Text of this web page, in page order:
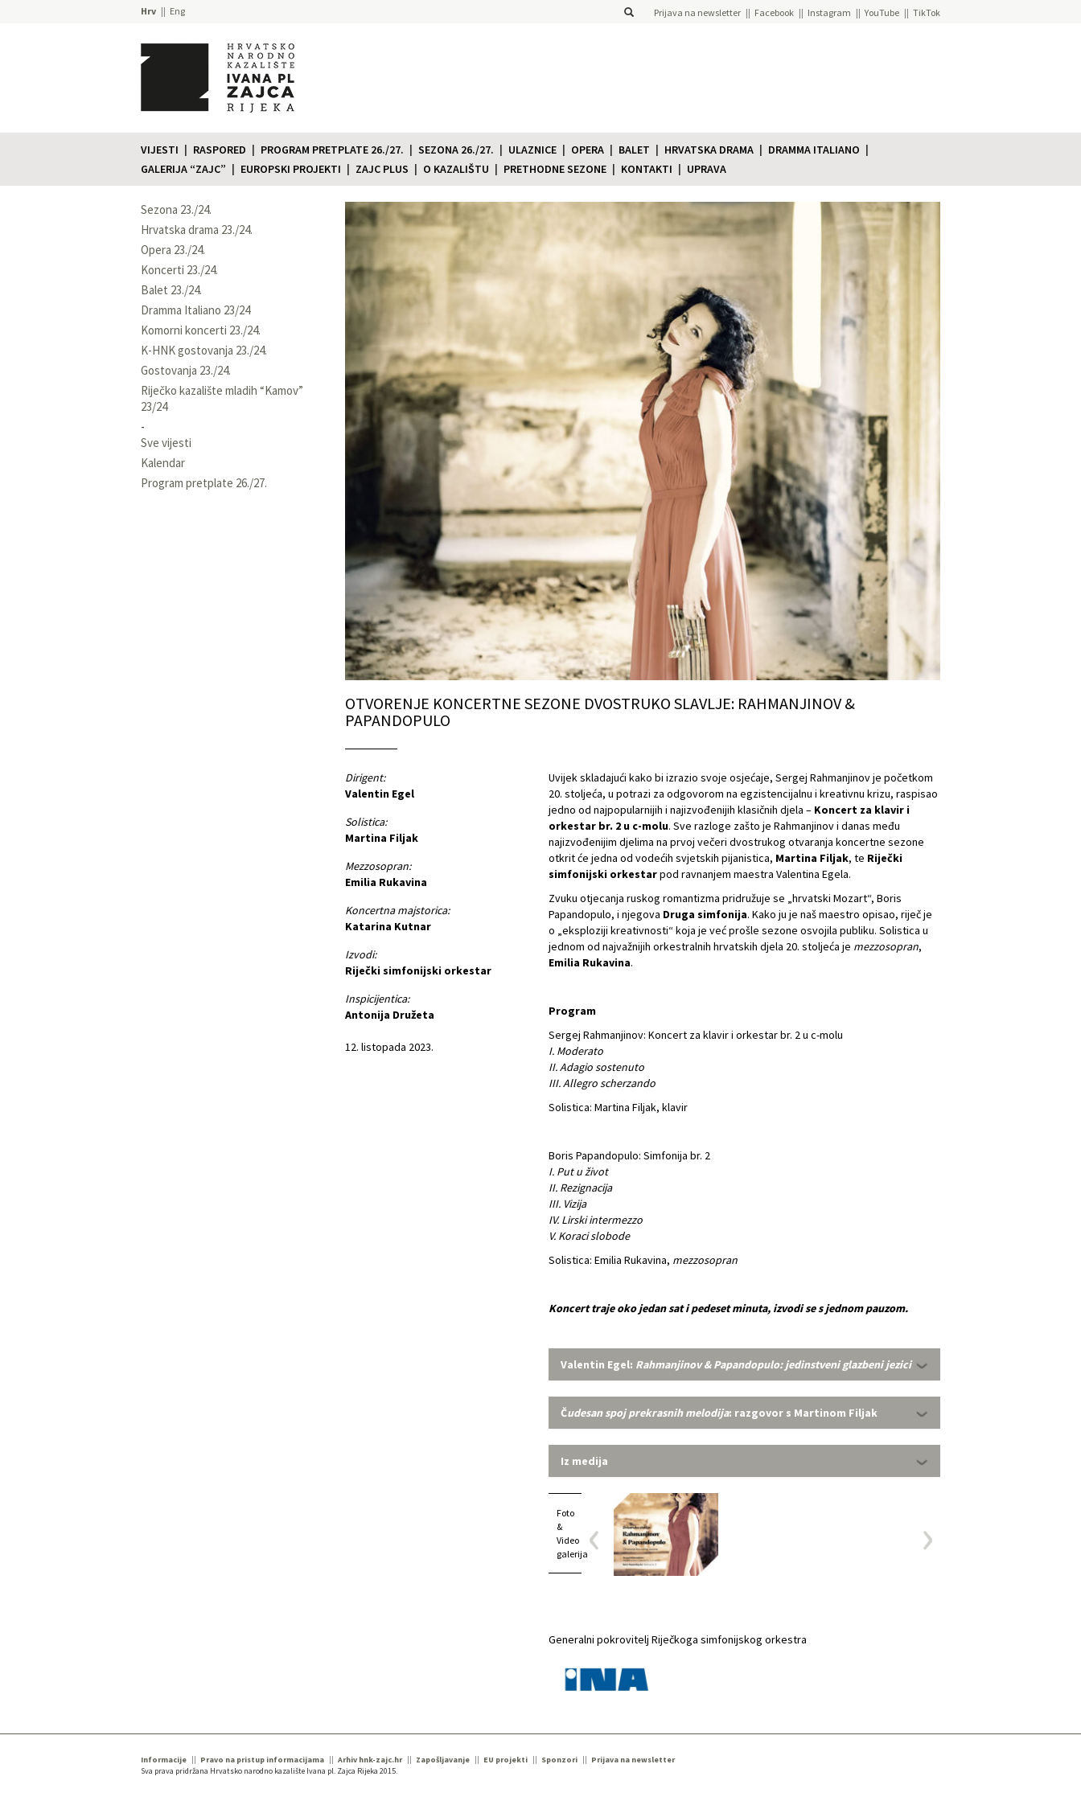
Hrv Eng Prijava na newsletter Facebook Instagram YouTube TikTok
VIJESTI RASPORED PROGRAM PRETPLATE 26./27. SEZONA 26./27. ULAZNICE OPERA BALET HRVATSKA DRAMA
DRAMMA ITALIANO
GALERIJA “ZAJC”
EUROPSKI PROJEKTI ZAJC PLUS O KAZALIŠTU PRETHODNE SEZONE KONTAKTI UPRAVA
Sezona 23./24.
Hrvatska drama 23./24.
Opera 23./24.
Koncerti 23./24.
Balet 23./24.
Dramma Italiano 23/24
Komorni koncerti 23./24.
K-HNK gostovanja 23./24.
Gostovanja 23./24.
Riječko kazalište mladih “Kamov”
23/24
Sve vijesti
Kalendar
Program pretplate 26./27.
OTVORENJE KONCERTNE SEZONE DVOSTRUKO SLAVLJE: RAHMANJINOV &
PAPANDOPULO
Dirigent:
Valentin Egel
Solistica:
Martina Filjak
Mezzosopran:
Emilia Rukavina
Koncertna majstorica:
Katarina Kutnar
Izvodi:
Riječki simfonijski orkestar
Inspicijentica:
Antonija Družeta
12. listopada 2023.
Uvijek skladajući kako bi izrazio svoje osjećaje, Sergej Rahmanjinov je početkom
20. stoljeća, u potrazi za odgovorom na egzistencijalnu i kreativnu krizu, raspisao
jedno od najpopularnijih i najizvođenijih klasičnih djela – Koncert za klavir i
orkestar br. 2 u c-molu. Sve razloge zašto je Rahmanjinov i danas među
najizvođenijim djelima na prvoj večeri dvostrukog otvaranja koncertne sezone
otkrit će jedna od vodećih svjetskih pijanistica, Martina Filjak, te Riječki
simfonijski orkestarpod ravnanjem maestra Valentina Egela.
Zvuku otjecanja ruskog romantizma pridružuje se „hrvatski Mozart“, Boris
Papandopulo, i njegova Druga simfonija. Kako ju je naš maestro opisao, riječ je
o „eksploziji kreativnosti“ koja je već prošle sezone osvojila publiku. Solistica u
jednom od najvažnijih orkestralnih hrvatskih djela 20. stoljeća je mezzosopran,
Emilia Rukavina.
Program
Sergej Rahmanjinov: Koncert za klavir i orkestar br. 2 u c-molu
I. Moderato
II. Adagio sostenuto
III. Allegro scherzando
Solistica: Martina Filjak, klavir
Boris Papandopulo: Simfonija br. 2
I. Put u život
II. Rezignacija
III. Vizija
IV. Lirski intermezzo
V. Koraci slobode
Solistica: Emilia Rukavina, mezzosopran
Koncert traje oko jedan sat i pedeset minuta, izvodi se s jednom pauzom.
Valentin Egel: Rahmanjinov & Papandopulo: jedinstveni glazbeni jezici
Čudesan spoj prekrasnih melodija: razgovor s Martinom Filjak
Iz medija
Foto
&
Video
galerija
Generalni pokrovitelj Riječkoga simfonijskog orkestra
Informacije Pravo na pristup informacijama Arhiv hnk-zajc.hr Zapošljavanje EU projekti Sponzori
Prijava na newsletter
Sva prava pridržana Hrvatsko narodno kazalište Ivana pl. Zajca Rijeka 2015.